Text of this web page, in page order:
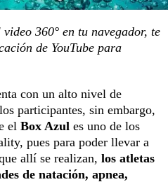
360° en tu navegador, te
de YouTube para
con un alto nivel de
participantes, sin embargo,
el Box Azul es uno de los
pues para poder llevar a
allí se realizan, los atletas
de natación, apnea,